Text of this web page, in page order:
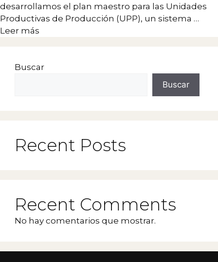
desarrollamos el plan maestro para las Unidades
Productivas de Producción (UPP), un sistema …
Leer más
Buscar
Buscar
Recent Posts
Recent Comments
No hay comentarios que mostrar.